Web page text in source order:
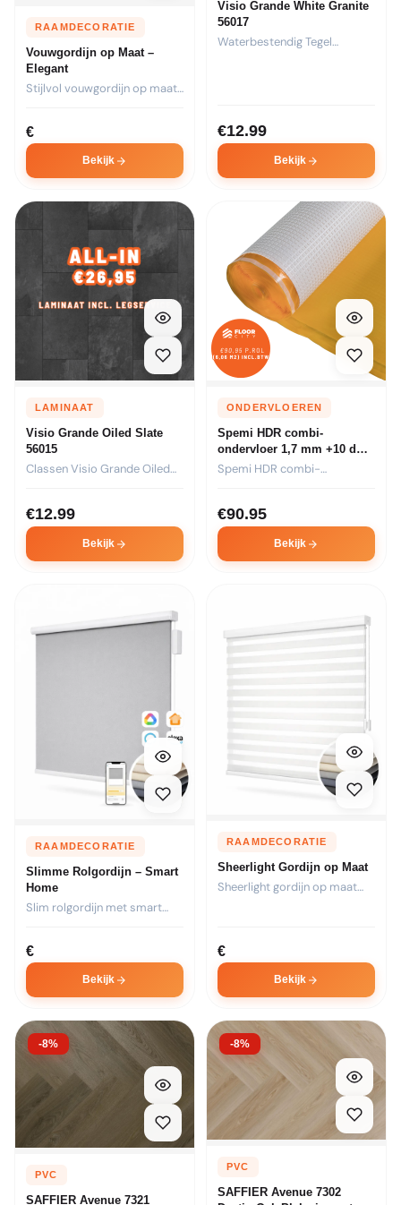
RAAMDECORATIE
Vouwgordijn op Maat –
Elegant
Stijlvol vouwgordijn op maat.
€
Bekijk
Visio Grande White Granite
56017
Waterbestendig Tegel
€12.99
Bekijk
LAMINAAT
Visio Grande Oiled Slate
56015
Classen Visio Grande Oiled
€12.99
Bekijk
ONDERVLOEREN
Spemi HDR combi-
ondervloer 1,7 mm +10 dB
laminaat (6,06 m2) Incl.BTW
Spemi HDR combi-
€90.95
Bekijk
RAAMDECORATIE
Slimme Rolgordijn – Smart
Home
Slim rolgordijn met smart
€
Bekijk
RAAMDECORATIE
Sheerlight Gordijn op Maat
Sheerlight gordijn op maat
€
Bekijk
-8%
PVC
SAFFIER Avenue 7321
-8%
PVC
SAFFIER Avenue 7302